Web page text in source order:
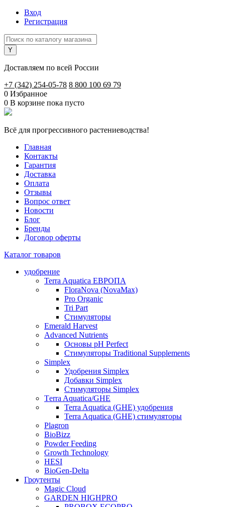
Вход
Регистрация
Доставляем по всей России
+7 (342) 254-05-78 8 800 100 69 79
0 Избранное
0 В корзине пока пусто
Всё для прогрессивного растениеводства!
Главная
Контакты
Гарантия
Доставка
Оплата
Отзывы
Вопрос ответ
Новости
Блог
Бренды
Договор оферты
Каталог товаров
удобрение
Terra Aquatica ЕВРОПА
FloraNova (NovaMax)
Pro Organic
Tri Part
Стимуляторы
Emerald Harvest
Advanced Nutrients
Основы pH Perfect
Стимуляторы Traditional Supplements
Simplex
Удобрения Simplex
Добавки Simplex
Стимуляторы Simplex
Тerra Aquatica/GHE
Terra Aquatica (GHE) удобрения
Terra Aquatica (GHE) стимуляторы
Plagron
BioBizz
Powder Feeding
Growth Technology
HESI
BioGen-Delta
Гроутенты
Magic Cloud
GARDEN HIGHPRO